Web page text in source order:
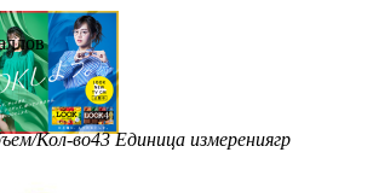
Кол-во43 Единица измерениягр